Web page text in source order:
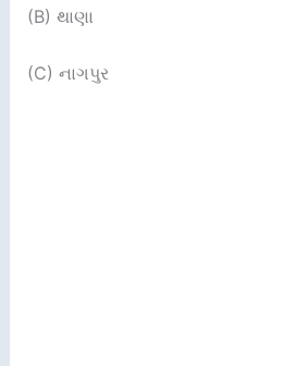
(B) થાણા
(C) નાગપુર